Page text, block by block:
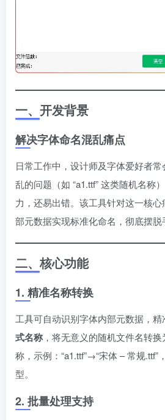
一、开发背景
解决字体命名混乱痛点
日常工作中，设计师及字体爱好者
乱的问题（如 “a1.ttf” 这类随机名称
力，还易出错。该工具针对这一核
部元数据实现标准化命名，彻底摆脱
二、核心功能
1. 精准名称转换
工具可自动识别字体内部元数据，精
式名称 ，将无意义的随机文件名转
称，示例：“a1.ttf”→“宋体 – 常规.ttf”
型。
2. 批量处理支持